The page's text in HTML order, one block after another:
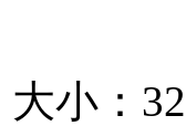
大小：